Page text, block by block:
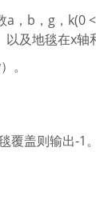
，b，g，k(0
及地毯在x轴
。
盖则输出-1。